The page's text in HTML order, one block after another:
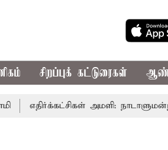
சிறப்புக் கட்டுரைகள்
எதிர்க்கட்சிகள் அமளி: நாடாளுமன்ற